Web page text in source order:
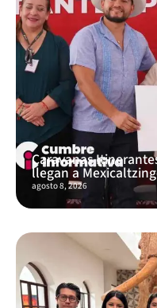
Caravanas
llegan a
agosto 8, 2026